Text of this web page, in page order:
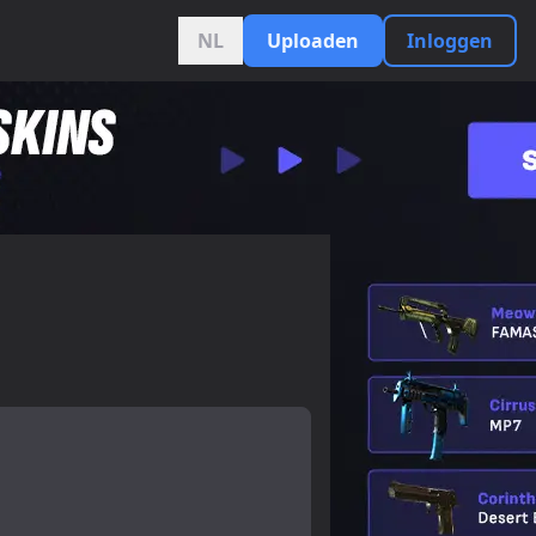
NL Uploaden Inloggen